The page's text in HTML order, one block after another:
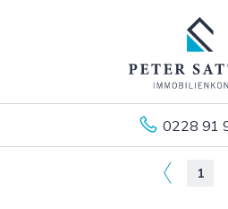
0228 91
1